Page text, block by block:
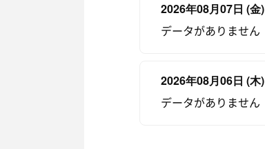
2026年08月07日 (金)
データがありません
2026年08月06日 (木)
データがありません